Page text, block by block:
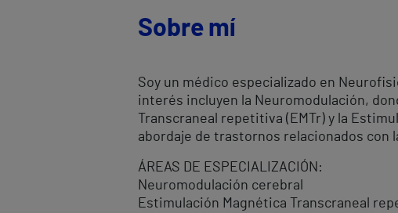
Sobre mí
Soy un médico especializado en
interés incluyen la Neuromodulación,
Transcraneal repetitiva (EMTr) y la
abordaje de trastornos relacionados con
ÁREAS DE ESPECIALIZACIÓN:
Neuromodulación cerebral
Estimulación Magnética Transcraneal